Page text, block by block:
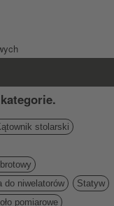
stolarski
do niwelatorów
Statyw
pomiarowe